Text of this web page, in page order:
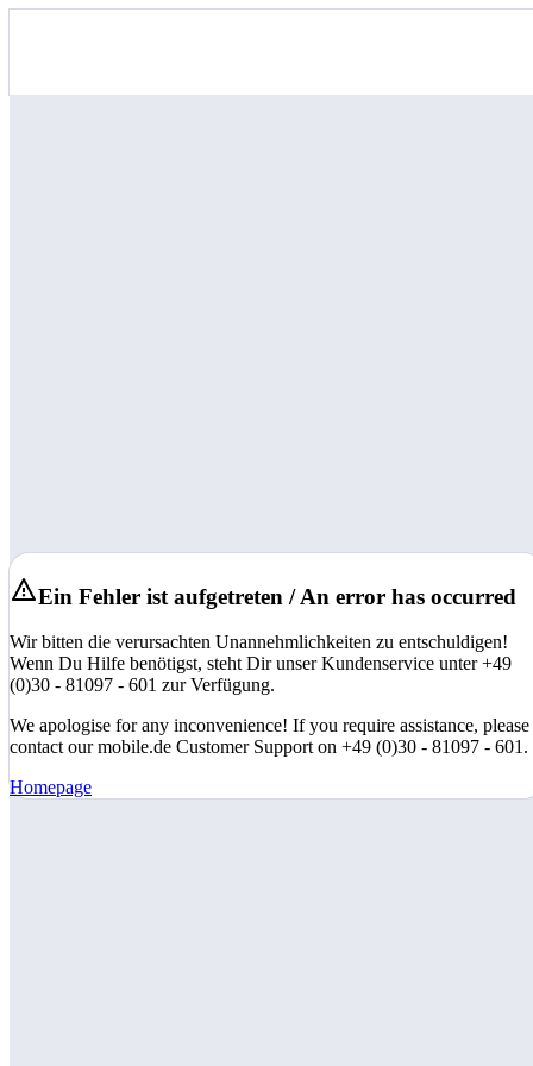
Ein Fehler ist aufgetreten / An error has occurred
Wir bitten die verursachten Unannehmlichkeiten zu entschuldigen!
Wenn Du Hilfe benötigst, steht Dir unser Kundenservice unter +49
(0)30 - 81097 - 601 zur Verfügung.
We apologise for any inconvenience! If you require assistance, please
contact our mobile.de Customer Support on +49 (0)30 - 81097 - 601.
Homepage